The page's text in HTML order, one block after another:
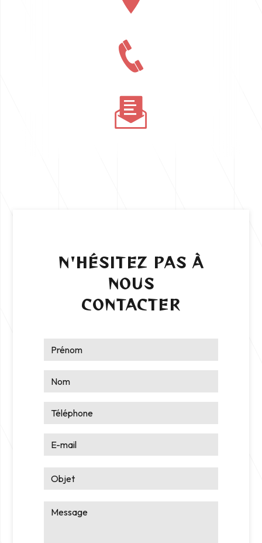
N'HÉSITEZ PAS À
NOUS
CONTACTER